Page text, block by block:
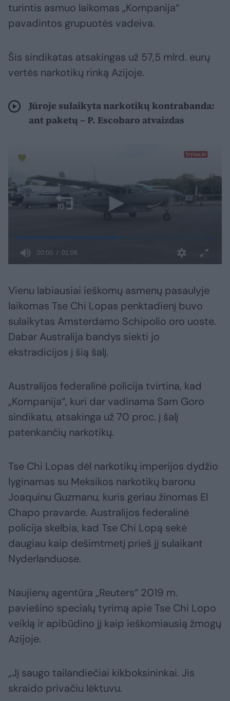
turintis asmuo laikomas „Kompanija“
pavadintos grupuotės vadeiva.
Šis sindikatas atsakingas už 57,5 mlrd. eurų
vertės narkotikų rinką Azijoje.
Jūroje sulaikyta narkotikų kontrabanda:
ant paketų – P. Escobaro atvaizdas
Vienu labiausiai ieškomų asmenų pasaulyje
laikomas Tse Chi Lopas penktadienį buvo
sulaikytas Amsterdamo Schipolio oro uoste.
Dabar Australija bandys siekti jo
ekstradicijos į šią šalį.
Australijos federalinė policija tvirtina, kad
„Kompanija“, kuri dar vadinama Sam Goro
sindikatu, atsakinga už 70 proc. į šalį
patenkančių narkotikų.
Tse Chi Lopas dėl narkotikų imperijos dydžio
lyginamas su Meksikos narkotikų baronu
Joaquinu Guzmanu, kuris geriau žinomas El
Chapo pravarde. Australijos federalinė
policija skelbia, kad Tse Chi Lopą sekė
daugiau kaip dešimtmetį prieš jį sulaikant
Nyderlanduose.
Naujienų agentūra „Reuters“ 2019 m.
paviešino specialų tyrimą apie Tse Chi Lopo
veiklą ir apibūdino jį kaip ieškomiausią žmogų
Azijoje.
„Jį saugo tailandiečiai kikboksininkai. Jis
skraido privačiu lėktuvu.